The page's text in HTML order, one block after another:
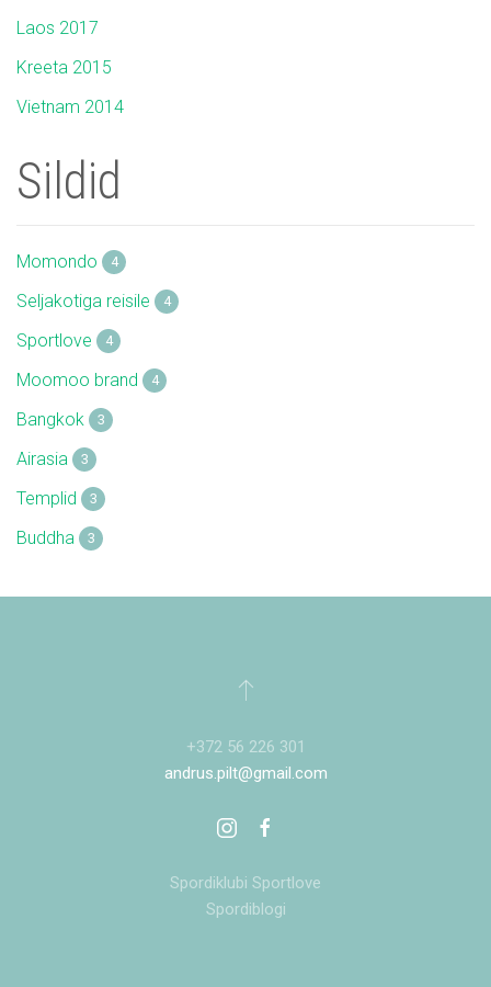
Laos 2017
Kreeta 2015
Vietnam 2014
Sildid
Momondo 4
Seljakotiga reisile 4
Sportlove 4
Moomoo brand 4
Bangkok 3
Airasia 3
Templid 3
Buddha 3
+372 56 226 301
andrus.pilt@gmail.com
Spordiklubi Sportlove
Spordiblogi